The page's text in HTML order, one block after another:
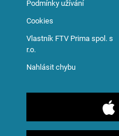
Podmínky užívání
Cookies
Vlastník FTV Prima spol. s
r.o.
Nahlásit chybu